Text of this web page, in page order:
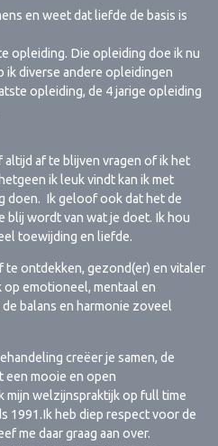
en weet dat liefde de basis is
opleiding. Die opleiding doe ik nu
ik diverse andere opleidingen
opleiding, de 4 jarige opleiding
af te blijven vragen of ik het
ik leuk vindt kan ik met
doen. Ik geloof ook dat het de
blij wordt van wat je doet. Ik hou
toewijding en liefde.
te ontdekken, gezond(er) en vitaler
emotioneel, mentaal en
balans en harmonie zoveel
creëer je samen, de
een mooie en open
mijn welzijnspraktijk op full time
1991.Ik heb diep respect voor de
me daar graag aan over.